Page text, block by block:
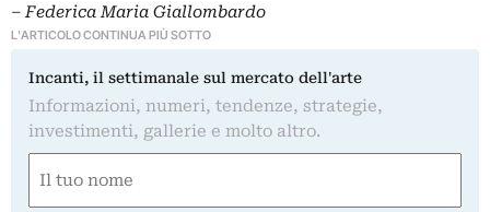
‒Federica Maria Giallombardo
L'ARTICOLO CONTINUA PIÙ SOTTO
Incanti, il settimanale sul mercato dell'arte
Informazioni, numeri, tendenze, strategie,
investimenti, gallerie e molto altro.
(Required)